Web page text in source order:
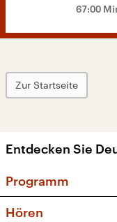
67:00
Zur Startseite
Entdecken Sie
Programm
Hören